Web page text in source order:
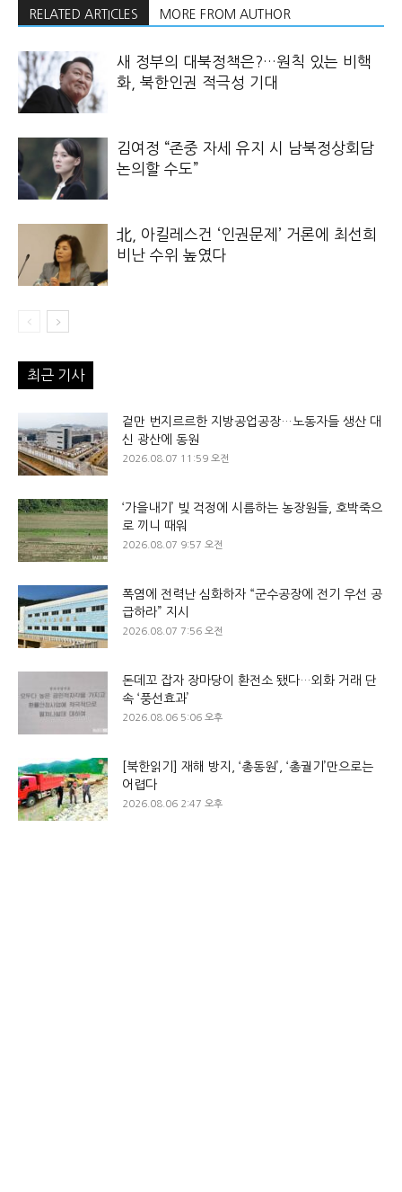
RELATED ARTICLES MORE FROM AUTHOR
새 정부의 대북정책은?…원칙 있는 비핵
화, 북한인권 적극성 기대
김여정 “존중 자세 유지 시 남북정상회담
논의할 수도”
北, 아킬레스건 ‘인권문제’ 거론에 최선희
비난 수위 높였다
최근 기사
겉만 번지르르한 지방공업공장…노동자들 생산 대
신 광산에 동원
2026.08.07 11:59 오전
‘가을내기’ 빚 걱정에 시름하는 농장원들, 호박죽으
로 끼니 때워
2026.08.07 9:57 오전
폭염에 전력난 심화하자 “군수공장에 전기 우선 공
급하라” 지시
2026.08.07 7:56 오전
돈데꼬 잡자 장마당이 환전소 됐다…외화 거래 단
속 ‘풍선효과’
2026.08.06 5:06 오후
[북한읽기] 재해 방지, ‘총동원’, ‘총궐기’만으로는
어렵다
2026.08.06 2:47 오후